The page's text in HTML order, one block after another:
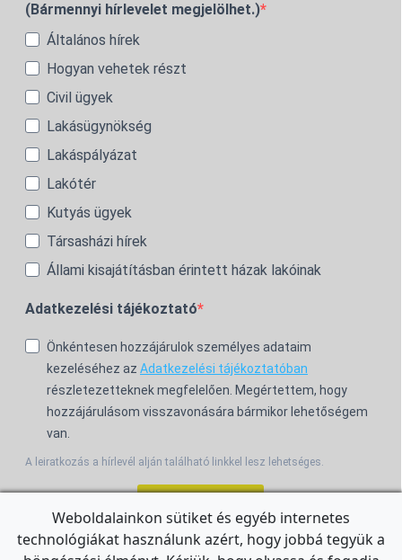
(Bármennyi hírlevelet megjelölhet.)
Általános hírek
Hogyan vehetek részt
Civil ügyek
Lakásügynökség
Lakáspályázat
Lakótér
Kutyás ügyek
Társasházi hírek
Állami kisajátításban érintett házak lakóinak
Adatkezelési tájékoztató
Önkéntesen hozzájárulok személyes adataim
kezeléséhez az Adatkezelési tájékoztatóban
részletezetteknek megfelelően. Megértettem, hogy
hozzájárulásom visszavonására bármikor lehetőségem
van.
A leiratkozás a hírlevél alján található linkkel lesz lehetséges.
For the English Newsletter, clickHERE.
Weboldalainkon sütiket és egyéb internetes
technológiákat használunk azért, hogy jobbá tegyük a